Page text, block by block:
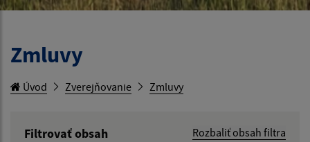
Zmluvy
Úvod Zverejňovanie Zmluvy
Filtrovať obsah
Rozbaliť obsah filtra